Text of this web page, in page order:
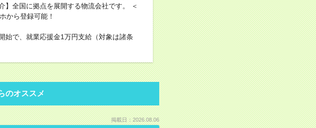
】全国に拠点を展開する物流会社です。 ＜
から登録可能！
始で、就業応援金1万円支給（対象は諸条
のオススメ
掲載日：2026.08.06